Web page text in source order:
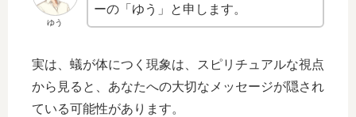
ゆう
ーの「ゆう」と申します。
実は、蟻が体につく現象は、スピリチュアルな視点
から見ると、あなたへの大切なメッセージが隠され
ている可能性があります。